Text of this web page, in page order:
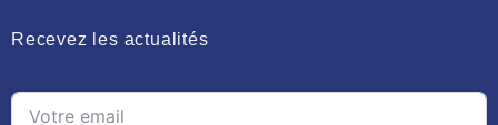
Recevez les actualités